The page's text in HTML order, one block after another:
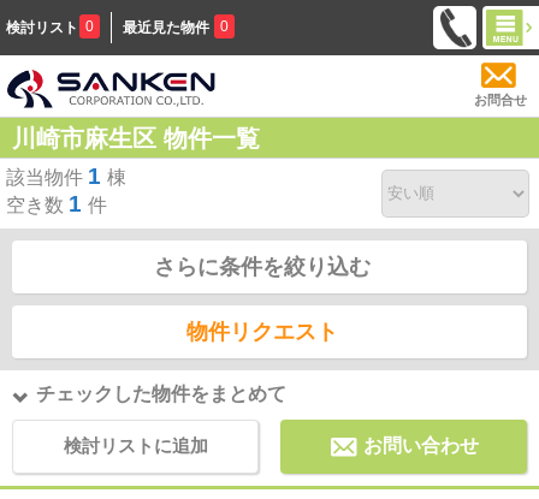
検討リスト 0 最近見た物件 0
お問合せ
川崎市麻生区 物件一覧
該当物件 1 棟
空き数 1 件
さらに条件を絞り込む
物件リクエスト
チェックした物件をまとめて
検討リストに追加 お問い合わせ